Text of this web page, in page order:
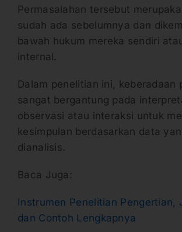
Permasalahan tersebut
sudah ada sebelumnya dan
bawah hukum mereka sendiri
internal.
Dalam penelitian ini, keberadaan
sangat bergantung pada
observasi atau interaksi untuk
kesimpulan berdasarkan data
dianalisis.
Baca Juga:
Instrumen Penelitian Pengertian,
dan Contoh Lengkapnya